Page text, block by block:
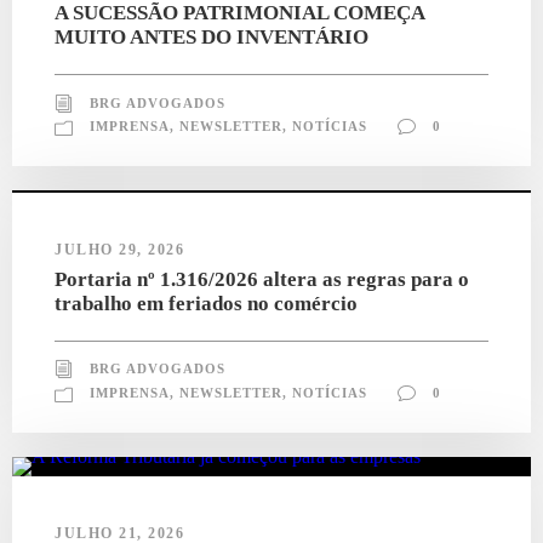
A SUCESSÃO PATRIMONIAL COMEÇA
MUITO ANTES DO INVENTÁRIO
BRG ADVOGADOS
IMPRENSA, NEWSLETTER, NOTÍCIAS 0
JULHO 29, 2026
Portaria nº 1.316/2026 altera as regras para o
trabalho em feriados no comércio
BRG ADVOGADOS
IMPRENSA
NEWSLETTER NOTÍCIAS 0
JULHO 21, 2026